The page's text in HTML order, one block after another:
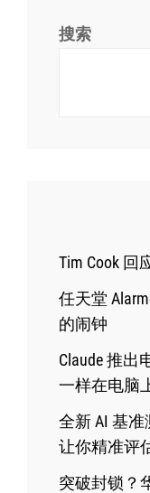
搜索
Tim Cook 回
任天堂
的闹钟
Claude 推
一样在电脑
全新 AI 基准
让你精准评
突破封锁？